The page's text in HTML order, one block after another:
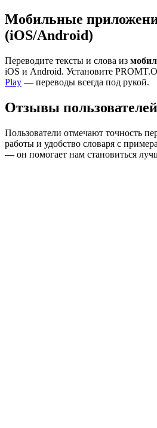
Мобильные
(iOS/Android)
Переводите тексты и слова из
iOS и Android. Установите
Play — переводы всегда под рукой.
Отзывы пользователей
Пользователи отмечают точность
работы и удобство словаря с
— он помогает нам становиться